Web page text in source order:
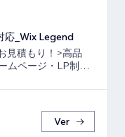
応_Wix Legend
見積もり！>高品
ムページ・LP制作
Ver